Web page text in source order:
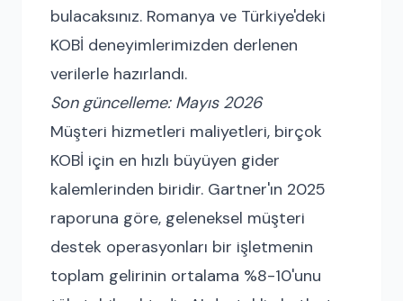
bulacaksınız. Romanya ve Türkiye'deki
KOBİ deneyimlerimizden derlenen
verilerle hazırlandı.
Son güncelleme: Mayıs 2026
Müşteri hizmetleri maliyetleri, birçok
KOBİ için en hızlı büyüyen gider
kalemlerinden biridir. Gartner'ın 2025
raporuna göre, geleneksel müşteri
destek operasyonları bir işletmenin
toplam gelirinin ortalama %8-10'unu